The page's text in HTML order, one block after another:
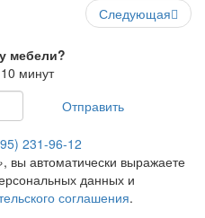
Следующая
мебели?
минут
Отправить
231-96-12
, вы автоматически выражаете
данных и
соглашения.